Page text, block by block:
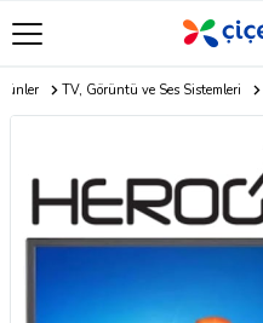
TV, Görüntü ve Ses Sistemleri